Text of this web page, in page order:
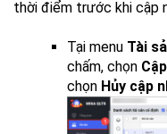
thời điểm trước khi cập
Tại menu Tài
chấm, chọn
chọn Hủy cập